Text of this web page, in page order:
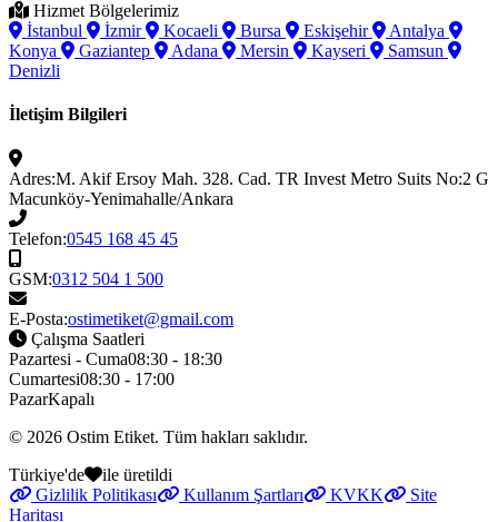
Hizmet Bölgelerimiz
İstanbul
İzmir Kocaeli Bursa Eskişehir
Antalya
Konya
Gaziantep Adana Mersin Kayseri
Samsun
Denizli
İletişim Bilgileri
Adres:M. Akif Ersoy Mah. 328. Cad. TR Invest Metro Suits No:2 G
Macunköy-Yenimahalle/Ankara
Telefon:0545 168 45 45
GSM:0312 504 1 500
E-Posta:ostimetiket@gmail.com
Çalışma Saatleri
Pazartesi - Cuma08:30 - 18:30
Cumartesi08:30 - 17:00
PazarKapalı
© 2026 Ostim Etiket. Tüm hakları saklıdır.
Türkiye'de
ile üretildi
Gizlilik Politikası
Kullanım Şartları KVKK
Site
Haritası